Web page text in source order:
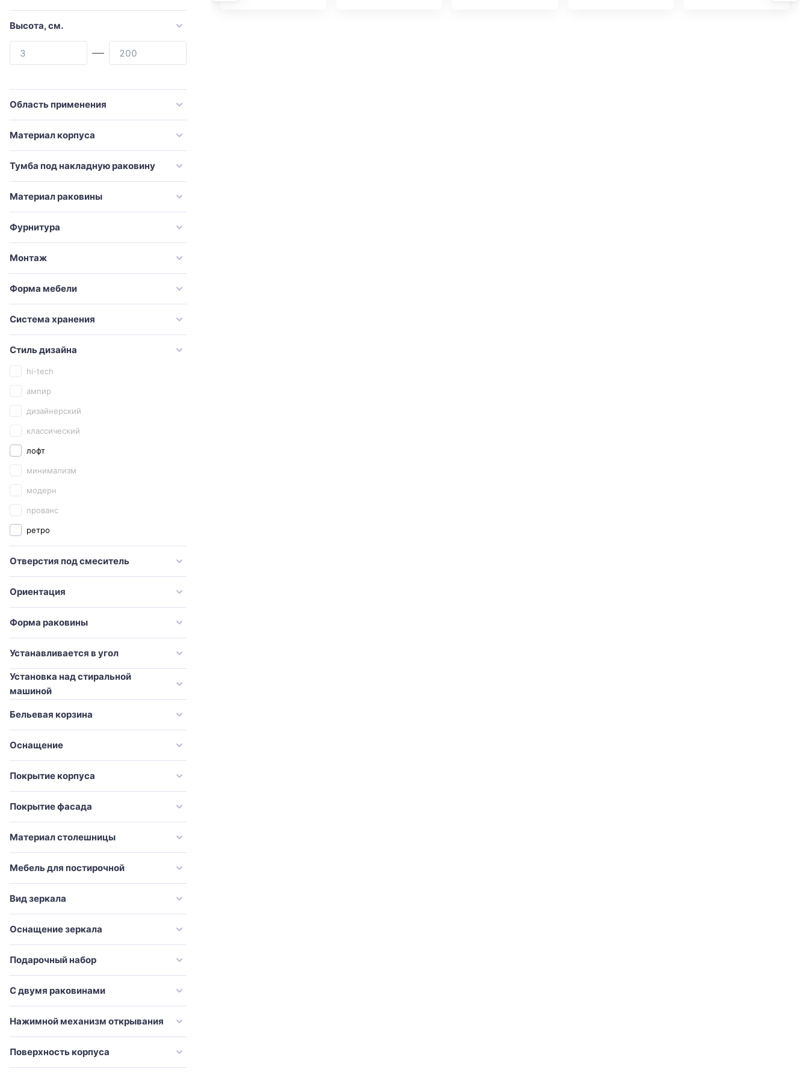
Comforty
Corozo
Damixa
Dreja
Duravit
Emco
Esbano
Evoform
Excellent
GAPPO
Geberit
Iddis
Orans
Pelipal
River
Sancos
Sanvit
Simas
Stella Polar
STWORKI
Style Line
Velvex
VitrA
Эстет
Высота, см.
Область применения
Материал корпуса
Тумба под накладную раковину
Материал раковины
Фурнитура
Монтаж
Форма мебели
Система хранения
Стиль дизайна
hi-tech
ампир
дизайнерский
классический
лофт
минимализм
модерн
прованс
ретро
традиционный
Отверстия под смеситель
Ориентация
Форма раковины
Устанавливается в угол
Установка над стиральной
машиной
Бельевая корзина
Оснащение
Покрытие корпуса
Покрытие фасада
Материал столешницы
Мебель для постирочной
Вид зеркала
Оснащение зеркала
Подарочный набор
С двумя раковинами
Нажимной механизм открывания
Поверхность корпуса